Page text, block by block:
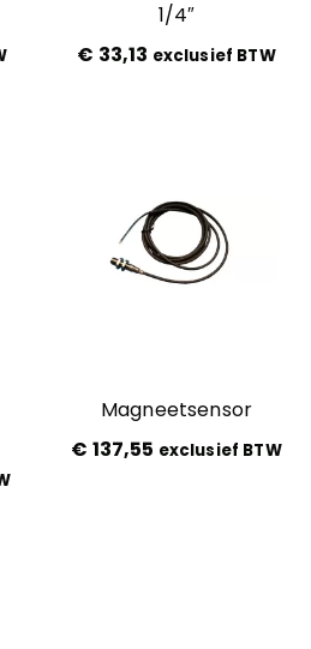
1/4″
€ 33,13 exclusief BTW
Magneetsensor
€ 137,55 exclusief BTW